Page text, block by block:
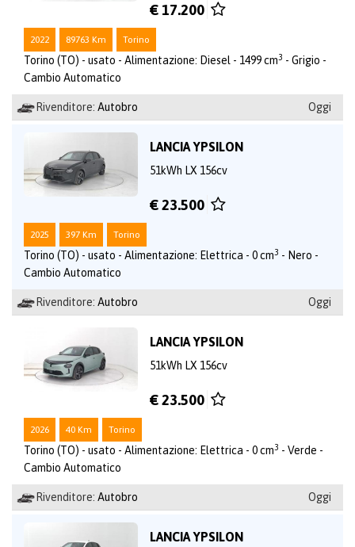
€ 17.200
2022 89763 Km Torino
Torino (TO) - usato - Alimentazione: Diesel - 1499 cm3 - Grigio -
Cambio Automatico
Rivenditore: Autobro Oggi
LANCIA YPSILON
51kWh LX 156cv
€ 23.500
2025 397 Km Torino
Torino (TO) - usato - Alimentazione: Elettrica - 0 cm3 - Nero -
Cambio Automatico
Rivenditore: Autobro Oggi
LANCIA YPSILON
51kWh LX 156cv
€ 23.500
2026 40 Km Torino
Torino (TO) - usato - Alimentazione: Elettrica - 0 cm3 - Verde -
Cambio Automatico
Rivenditore: Autobro Oggi
LANCIA YPSILON